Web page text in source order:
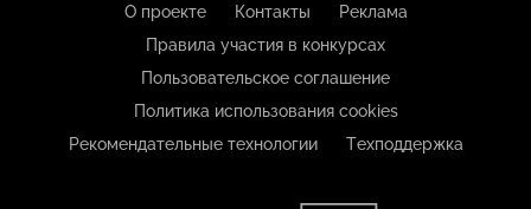
О проекте Контакты
Реклама
Правила участия в конкурсах
Пользовательское соглашение
Политика использования cookies
Рекомендательные технологии
Техподдержка